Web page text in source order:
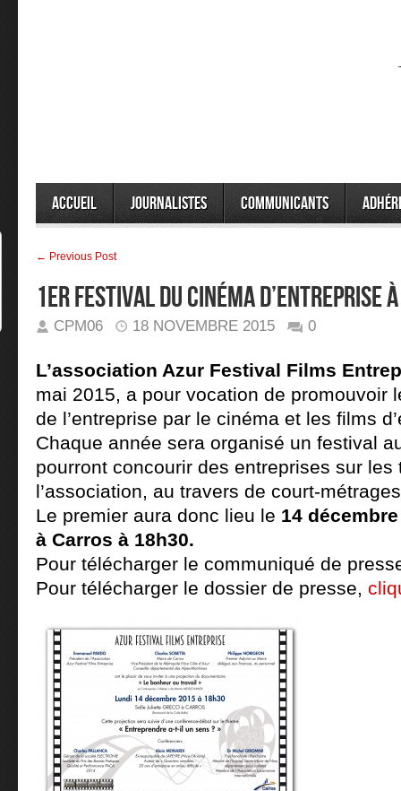
Accueil Journalistes Communicants
← Previous Post
1er Festival du cinéma d’Entreprise
CPM06 18 NOVEMBRE 2015 0
L’association Azur Festival Films
mai 2015, a pour vocation de promouvoir
de l’entreprise par le cinéma et les films
Chaque année sera organisé un festival
pourront concourir des entreprises sur
l’association, au travers de court-
Le premier aura donc lieu le 14
à Carros à 18h30.
Pour télécharger le communiqué de
Pour télécharger le dossier de presse,